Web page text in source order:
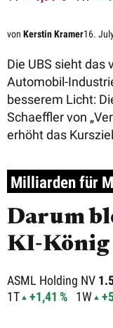
von Kerstin Kramer16.
Die UBS sieht das
Automobil-
besserem Licht:
Schaeffler von
erhöht das
Milliarden für
Darum
KI‑König
ASML Holding NV
1T
+1,41 % 1W